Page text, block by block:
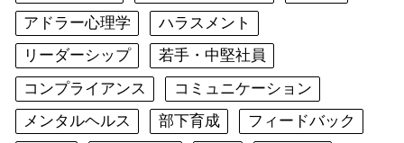
アドラー心理学
ハラスメント
リーダーシップ
若手・中堅社員
コンプライアンス
コミュニケーション
メンタルヘルス
部下育成
フィードバック